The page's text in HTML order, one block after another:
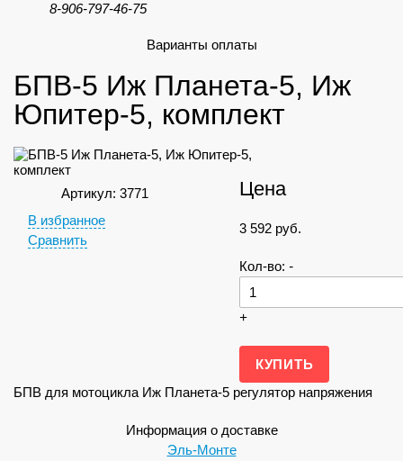
8-906-797-46-75
Варианты оплаты
БПВ-5 Иж Планета-5, Иж
Юпитер-5, комплект
Артикул: 3771
В избранное
Сравнить
Цена
3 592 руб.
Кол-во: -
+
БПВ для мотоцикла Иж Планета-5 регулятор напряжения
Информация о доставке
Эль-Монте